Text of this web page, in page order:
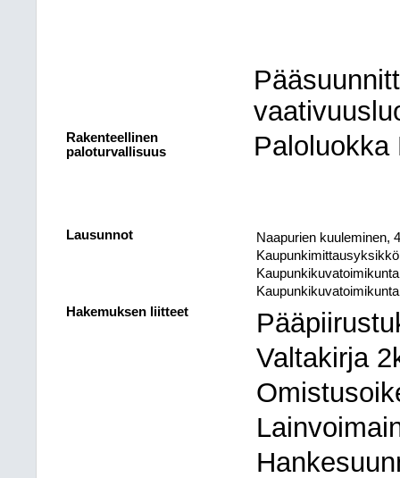
Rakenteellinen
paloturvallisuus
Paloluokka
Lausunnot
Naapurien kuuleminen,
Kaupunkimittausyksikkö
Kaupunkikuvatoimikunta
Kaupunkikuvatoimikunta
Hakemuksen liitteet
Valtakirja